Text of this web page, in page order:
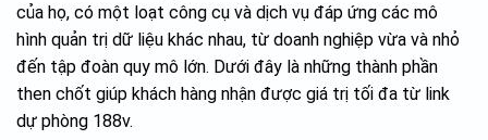
của họ, có một loạt công cụ và dịch vụ đáp ứng các mô
hình quản trị dữ liệu khác nhau, từ doanh nghiệp vừa và nhỏ
đến tập đoàn quy mô lớn. Dưới đây là những thành phần
then chốt giúp khách hàng nhận được giá trị tối đa từ link
dự phòng 188v.